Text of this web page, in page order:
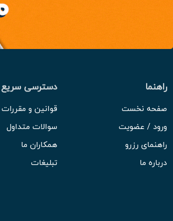
راهنما
صفحه نخست
ورود / عضویت
راهنمای رزرو
درباره ما
دسترسی سریع
قوانین و مقررات
سوالات متداول
همکاران ما
تبلیغات